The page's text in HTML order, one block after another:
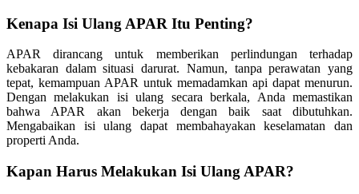
Kenapa Isi Ulang APAR Itu Penting?
APAR dirancang untuk memberikan perlindungan terhadap
kebakaran dalam situasi darurat. Namun, tanpa perawatan yang
tepat, kemampuan APAR untuk memadamkan api dapat menurun.
Dengan melakukan isi ulang secara berkala, Anda memastikan
bahwa APAR akan bekerja dengan baik saat dibutuhkan.
Mengabaikan isi ulang dapat membahayakan keselamatan dan
properti Anda.
Kapan Harus Melakukan Isi Ulang APAR?